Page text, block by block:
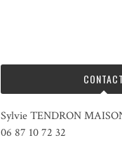
CONTACT
Sylvie TENDRON
06 87 10 72 32